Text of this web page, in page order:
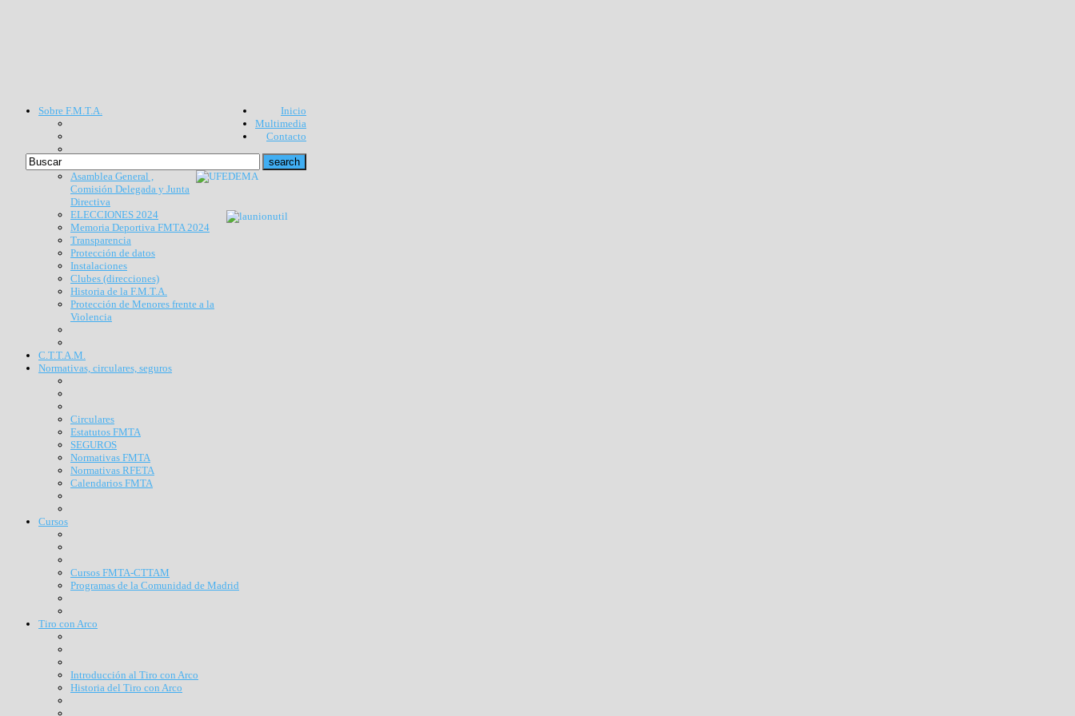
Inicio
Multimedia
Contacto
Sobre F.M.T.A.
Asamblea General ,
Comisión Delegada y Junta
Directiva
ELECCIONES 2024
Memoria Deportiva FMTA 2024
Transparencia
Protección de datos
Instalaciones
Clubes (direcciones)
Historia de la F.M.T.A.
Protección de Menores frente a la
Violencia
C.T.T.A.M.
Normativas, circulares, seguros
Circulares
Estatutos FMTA
SEGUROS
Normativas FMTA
Normativas RFETA
Calendarios FMTA
Cursos
Cursos FMTA-CTTAM
Programas de la Comunidad de Madrid
Tiro con Arco
Introducción al Tiro con Arco
Historia del Tiro con Arco